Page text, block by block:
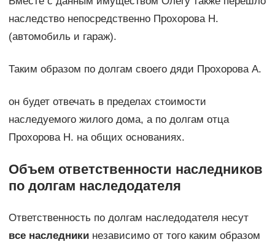
наследство непосредственно Прохорова Н.
(автомобиль и гараж).
Таким образом по долгам своего дяди Прохорова А.
он будет отвечать в пределах стоимости
наследуемого жилого дома, а по долгам отца
Прохорова Н. на общих основаниях.
Объем ответственности наследников
по долгам наследодателя
Ответственность по долгам наследодателя несут
все наследникинезависимо от того каким образом